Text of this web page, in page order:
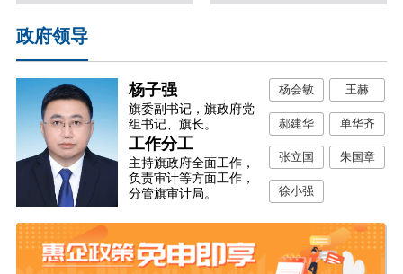
政府领导
杨子强
旗委副书记，旗政府党
组书记、旗长。
工作分工
主持旗政府全面工作，
负责审计等方面工作，
分管旗审计局。
杨会敏 王赫
郝建华 单华齐
张立国 朱国章
徐小强